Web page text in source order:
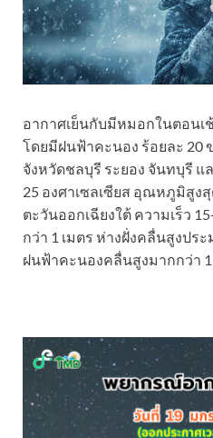
อากาศเย็นกับมีหมอกในตอน
โดยมีฝนฟ้าคะนอง ร้อยละ 20
จังหวัดชลบุรี ระยอง จันทบุรี
25 องศาเซลเซียส อุณหภูมิสูงสุ
ตะวันออกเฉียงใต้ ความเร็ว
กว่า 1 เมตร ห่างฝั่งคลื่นสูงปร
ฝนฟ้าคะนองคลื่นสูงมากกว่า 1